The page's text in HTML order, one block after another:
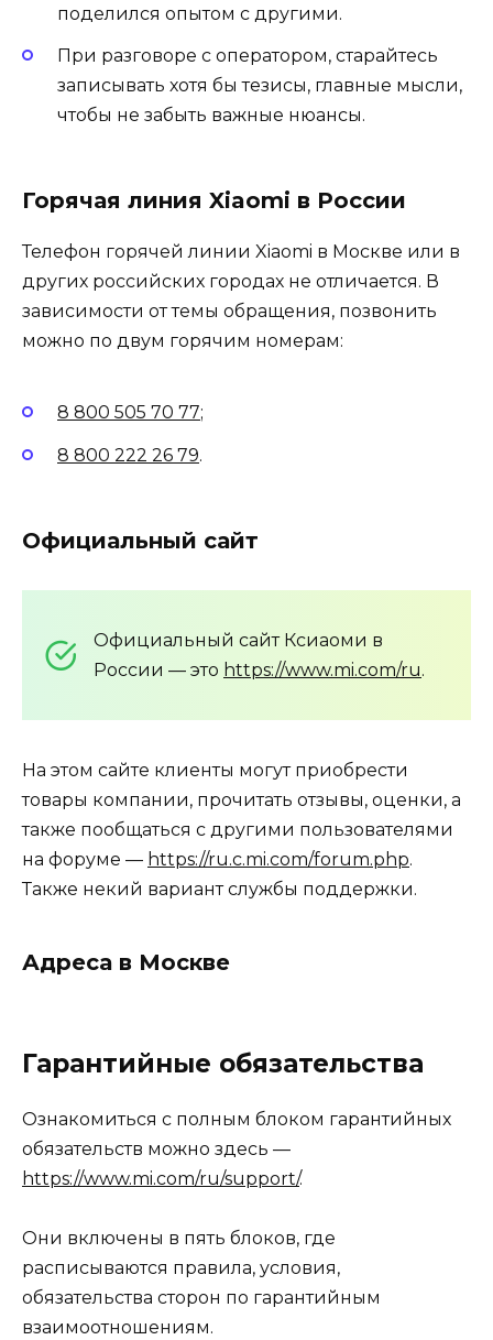
поделился опытом с другими.
При разговоре с оператором, старайтесь
записывать хотя бы тезисы, главные мысли,
чтобы не забыть важные нюансы.
Горячая линия Xiaomi в России
Телефон горячей линии Xiaomi в Москве или в
других российских городах не отличается. В
зависимости от темы обращения, позвонить
можно по двум горячим номерам:
8 800 505 70 77;
8 800 222 26 79.
Официальный сайт
Официальный сайт Ксиаоми в
России — это https://www.mi.com/ru.
На этом сайте клиенты могут приобрести
товары компании, прочитать отзывы, оценки, а
также пообщаться с другими пользователями
на форуме — https://ru.c.mi.com/forum.php.
Также некий вариант службы поддержки.
Адреса в Москве
Гарантийные обязательства
Ознакомиться с полным блоком гарантийных
обязательств можно здесь —
https://www.mi.com/ru/support/.
Они включены в пять блоков, где
расписываются правила, условия,
обязательства сторон по гарантийным
взаимоотношениям.